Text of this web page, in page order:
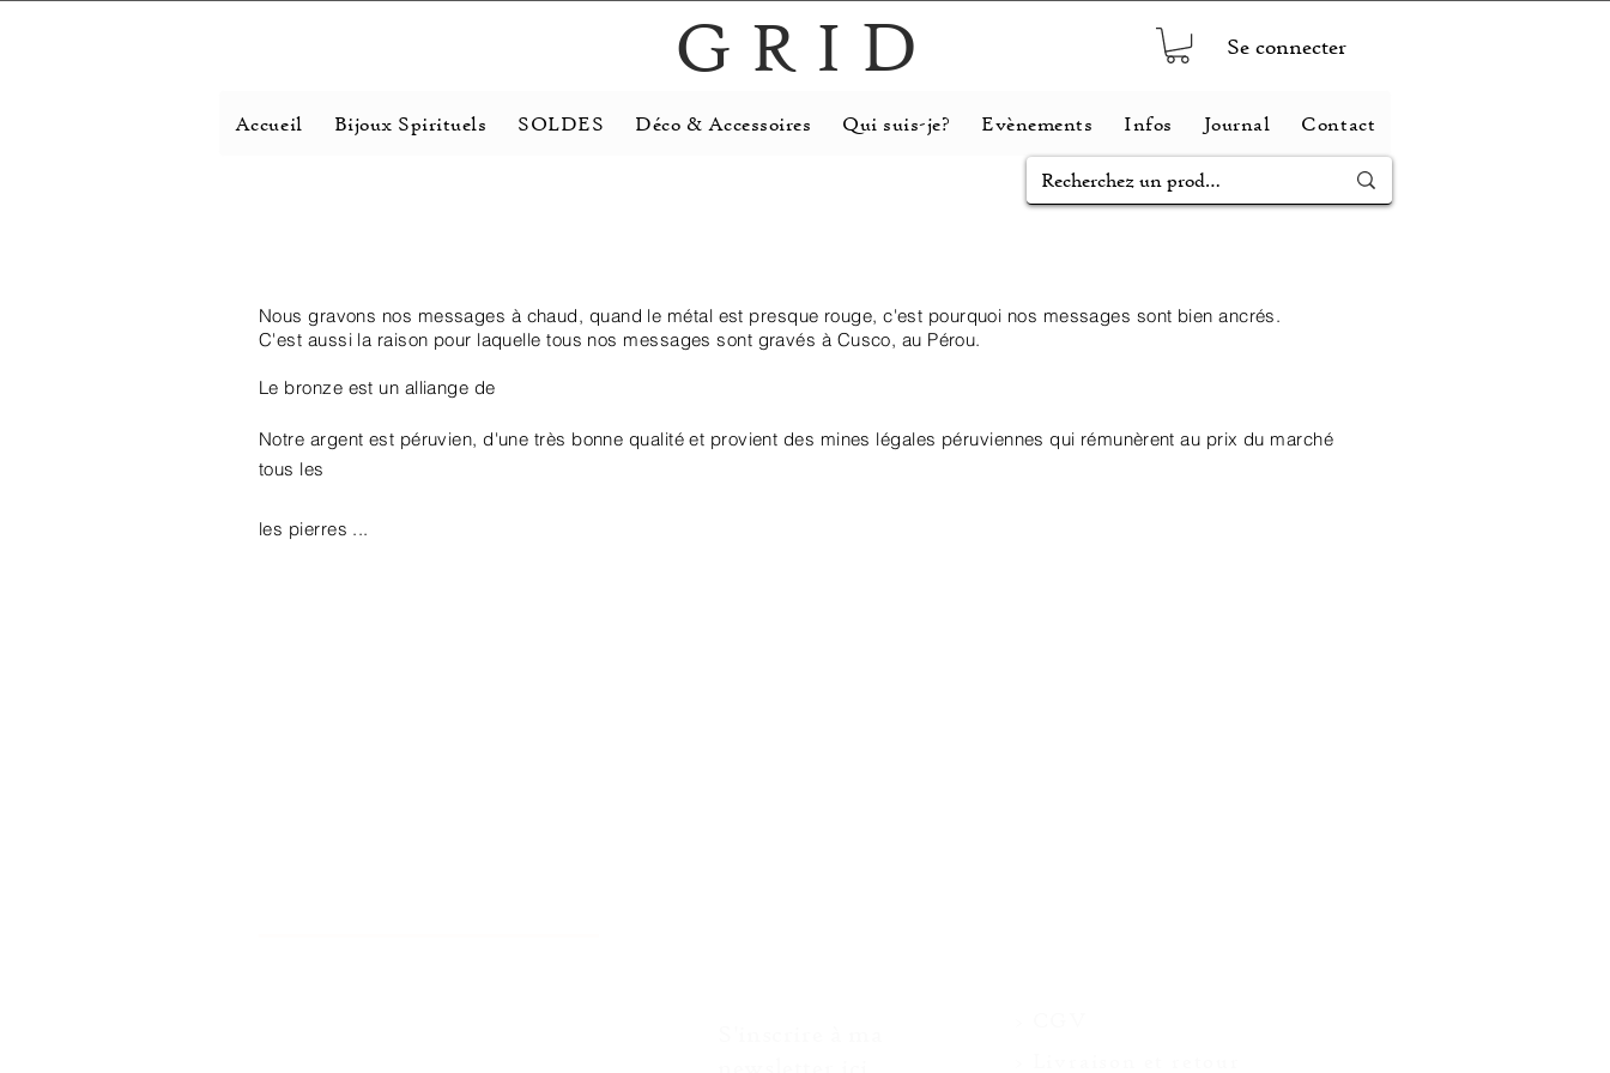
GRID Se connecter
Accueil Bijoux Spirituels SOLDES Déco & Accessoires Qui suis-je? Evènements Infos Journal Contact
Nous gravons nos messages à chaud, quand le métal est presque rouge, c'est pourquoi nos messages sont bien ancrés.
C'est aussi la raison pour laquelle tous nos messages sont gravés à Cusco, au Pérou.
Le bronze est un alliange de
Notre argent est péruvien, d'une très bonne qualité et provient des mines légales péruviennes qui rémunèrent au prix du marché
tous les
les pierres ...